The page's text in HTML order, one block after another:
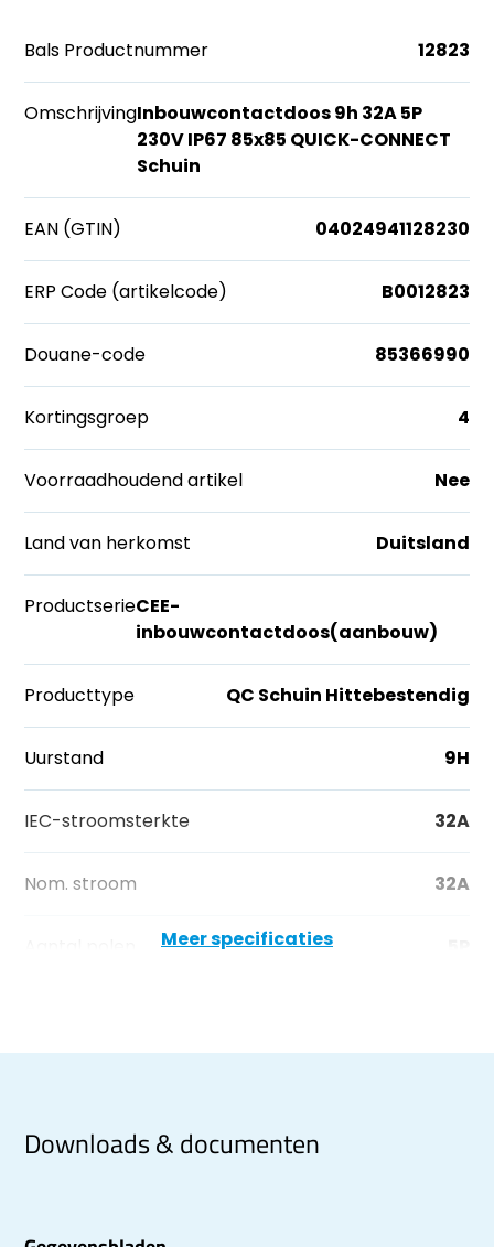
Bals Productnummer 12823
OmschrijvingInbouwcontactdoos 9h 32A 5P
230V IP67 85x85 QUICK-CONNECT
Schuin
EAN (GTIN) 04024941128230
ERP Code (artikelcode) B0012823
Douane-code 85366990
Kortingsgroep 4
Voorraadhoudend artikel Nee
Land van herkomst Duitsland
ProductserieCEE-
inbouwcontactdoos(aanbouw)
Producttype QC Schuin Hittebestendig
Uurstand 9H
IEC-stroomsterkte 32A
Nom. stroom 32A
Meer specificaties
Downloads & documenten